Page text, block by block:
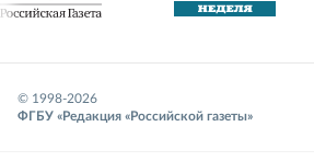
© 1998-2026
ФГБУ «Редакция «Российской газеты»